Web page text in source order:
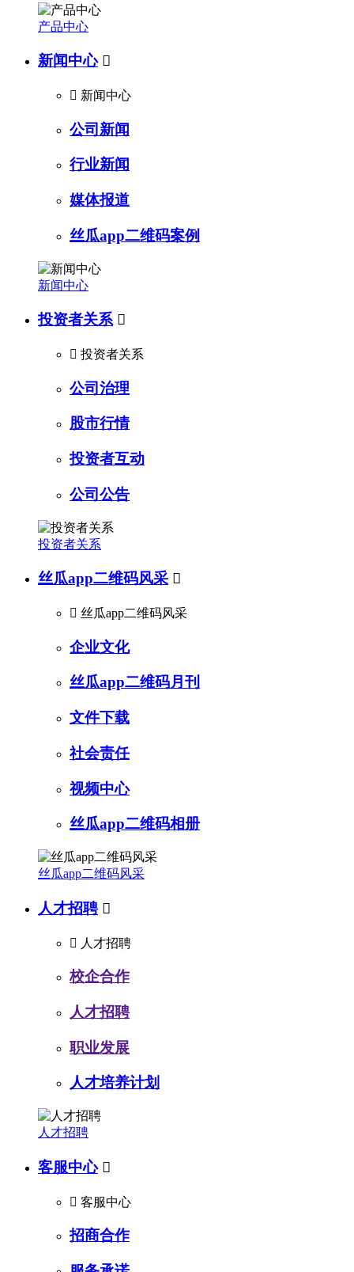
产品中心
新闻中心 
 新闻中心
公司新闻
行业新闻
媒体报道
丝瓜app二维码案例
新闻中心
投资者关系 
 投资者关系
公司治理
股市行情
投资者互动
公司公告
投资者关系
丝瓜app二维码风采 
 丝瓜app二维码风采
企业文化
丝瓜app二维码月刊
文件下载
社会责任
视频中心
丝瓜app二维码相册
丝瓜app二维码风采
人才招聘 
 人才招聘
校企合作
人才招聘
职业发展
人才培养计划
人才招聘
客服中心 
 客服中心
招商合作